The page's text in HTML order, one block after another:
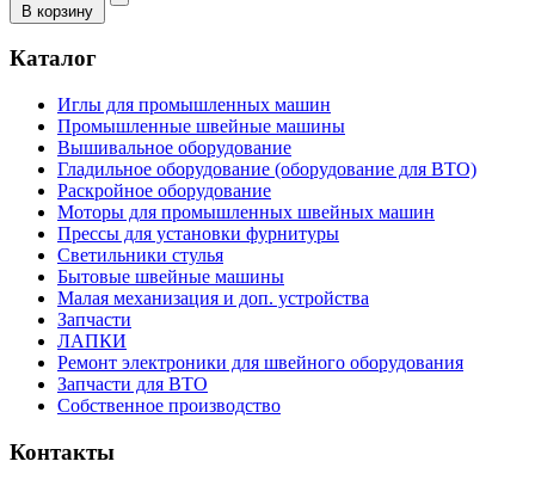
В корзину
Каталог
Иглы для промышленных машин
Промышленные швейные машины
Вышивальное оборудование
Гладильное оборудование (оборудование для ВТО)
Раскройное оборудование
Моторы для промышленных швейных машин
Прессы для установки фурнитуры
Светильники стулья
Бытовые швейные машины
Малая механизация и доп. устройства
Запчасти
ЛАПКИ
Ремонт электроники для швейного оборудования
Запчасти для ВТО
Собственное производство
Контакты